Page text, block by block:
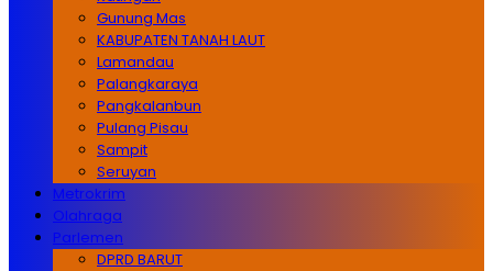
Gunung Mas
KABUPATEN TANAH LAUT
Lamandau
Palangkaraya
Pangkalanbun
Pulang Pisau
Sampit
Seruyan
Metrokrim
Olahraga
Parlemen
DPRD BARUT